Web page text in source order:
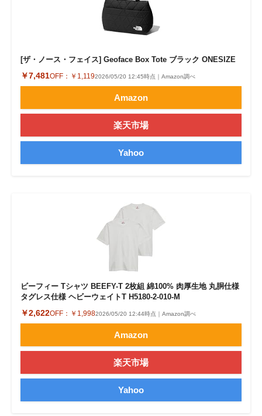
[ザ・ノース・フェイス] Geoface Box Tote ブラック ONESIZE
￥7,481OFF： ￥1,1192026/05/20 12:45時点｜Amazon調べ
Amazon
楽天市場
Yahoo
ビーフィー Tシャツ BEEFY-T 2枚組 綿100% 肉厚生地 丸胴仕様
タグレス仕様 ヘビーウェイトT H5180-2-010-M
￥2,622OFF： ￥1,9982026/05/20 12:44時点｜Amazon調べ
Amazon
楽天市場
Yahoo